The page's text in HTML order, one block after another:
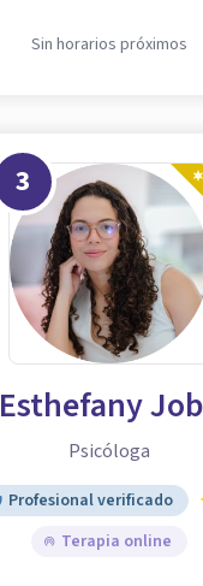
Sin horarios próximos
3
Esthefany
Psicóloga
Profesional verificado
Terapia online